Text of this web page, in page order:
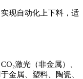
现自动化上下料，适
激光（非金属）、
金属、塑料、陶瓷、